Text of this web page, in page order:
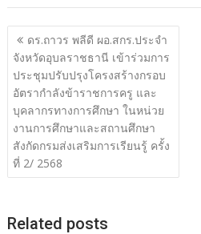
แนะแนว
เรื่อง
ดร.ถาวร พลีดี ผอ.สกร.ประจำ
จังหวัดอุบลราชธานี เข้าร่วมการ
ประชุมปรับปรุงโครงสร้างกรอบ
อัตรากำลังข้าราชการครู และ
บุคลากรทางการศึกษา ในหน่วย
งานการศึกษาและสถานศึกษา
สังกัดกรมส่งเสริมการเรียนรู้ ครั้ง
ที่ 2/ 2568
Related posts